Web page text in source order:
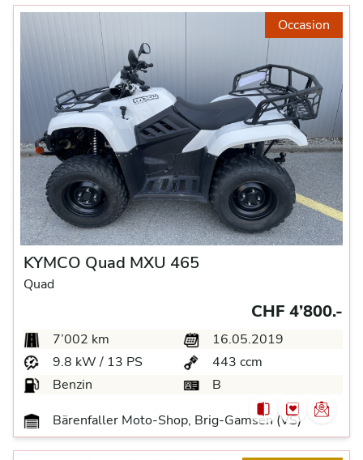
Occasion
KYMCO Quad MXU 465
Quad
CHF 4’800.-
7’002 km
16.05.2019
9.8 kW / 13 PS
443 ccm
Benzin
B
Bärenfaller Moto-Shop, Brig-Gamsen (VS)